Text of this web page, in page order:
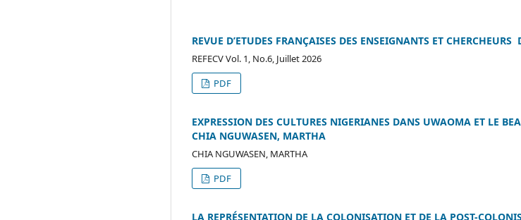
REVUE D’ETUDES FRANÇAISES DES ENSEIGNANTS ET
REFECV Vol. 1, No.6, Juillet 2026
PDF
EXPRESSION DES CULTURES NIGERIANES DANS UWAOMA ET LE
CHIA NGUWASEN, MARTHA
CHIA NGUWASEN, MARTHA
PDF
LA REPRÉSENTATION DE LA COLONISATION ET DE LA POST-